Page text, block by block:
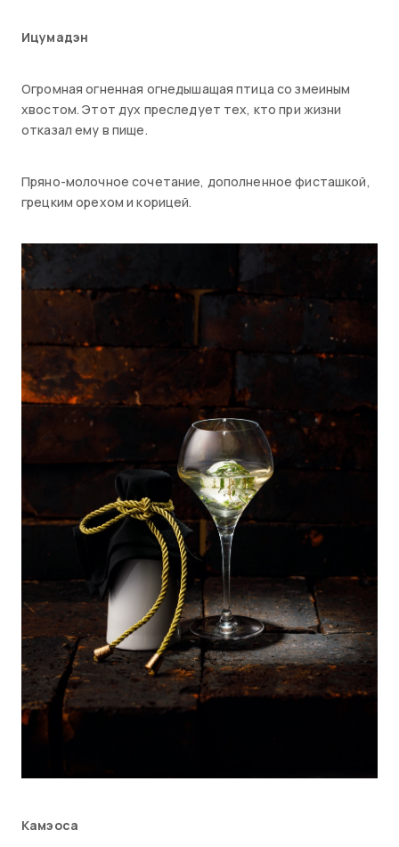
Ицумадэн
Огромная огненная огнедышащая птица со змеиным
хвостом. Этот дух преследует тех, кто при жизни
отказал ему в пище.
Пряно-молочное сочетание, дополненное фисташкой,
грецким орехом и корицей.
Камэоса